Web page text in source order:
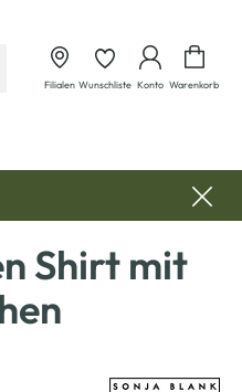
Filialen Wunschliste Konto Warenkorb
Shirt mit